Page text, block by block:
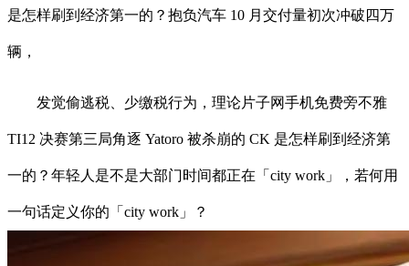
是怎样刷到经济第一的？抱负汽车 10 月交付量初次冲破四万
辆，
发觉偷逃税、少缴税行为，理论片子网手机免费旁不雅
TI12 决赛第三局角逐 Yatoro 被杀崩的 CK 是怎样刷到经济第
一的？年轻人是不是大部门时间都正在「city work」，若何用
一句话定义你的「city work」？